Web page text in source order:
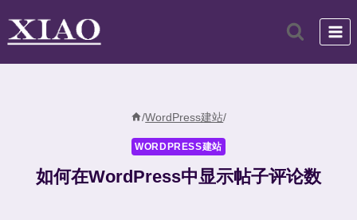
/WordPress建站/
WORDPRESS建站
如何在WordPress中显示帖子评论数